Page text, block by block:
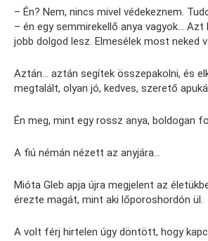
– Én? Nem, nincs mivel védekeznem.
– én egy semmirekellő anya vagyok… Azt
jobb dolgod lesz. Elmesélek most neked
Aztán… aztán segítek összepakolni, és
megtalált, olyan jó, kedves, szerető
Én meg, mint egy rossz anya, boldogan
A fiú némán nézett az anyjára…
Mióta Gleb apja újra megjelent az
érezte magát, mint aki lőporoshordón ül.
A volt férj hirtelen úgy döntött, hogy